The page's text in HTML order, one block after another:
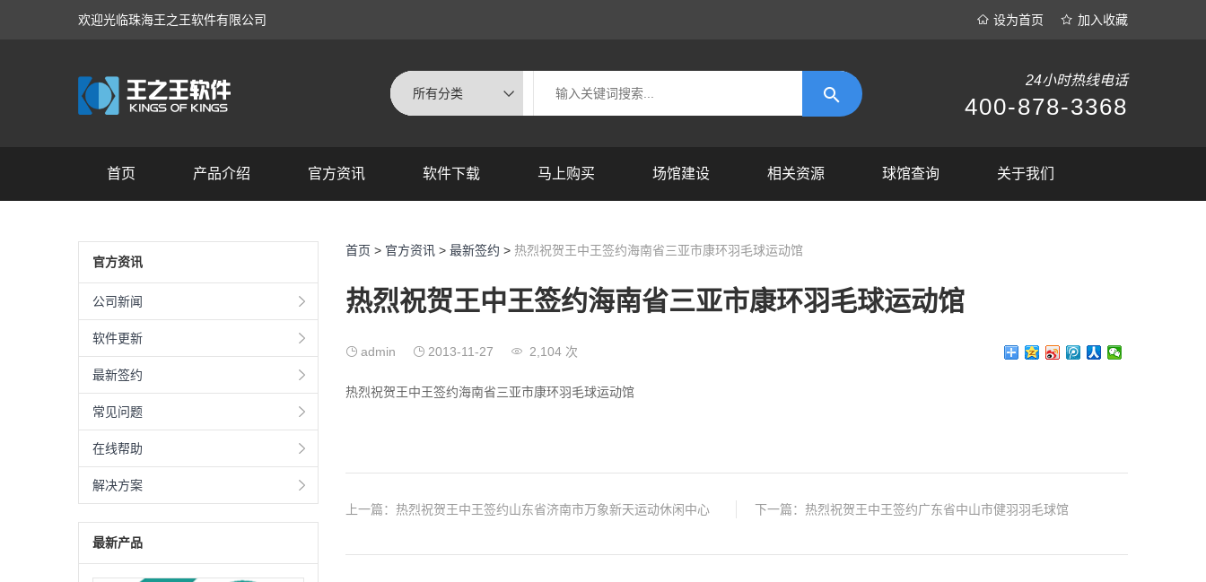
欢迎光临珠海王之王软件有限公司 设为首页 加入收藏
24小时热线电话
400-878-3368
首页 产品介绍 官方资讯 软件下载 马上购买 场馆建设 相关资源 球馆查询 关于我们
官方资讯
公司新闻
软件更新
最新签约
常见问题
在线帮助
解决方案
最新产品
首页 > 官方资讯 > 最新签约 > 热烈祝贺王中王签约海南省三亚市康环羽毛球运动馆
热烈祝贺王中王签约海南省三亚市康环羽毛球运动馆
admin 2013-11-27 2,104 次
热烈祝贺王中王签约海南省三亚市康环羽毛球运动馆
上一篇： 热烈祝贺王中王签约山东省济南市万象新天运动休闲中心 下一篇： 热烈祝贺王中王签约广东省中山市健羽羽毛球馆